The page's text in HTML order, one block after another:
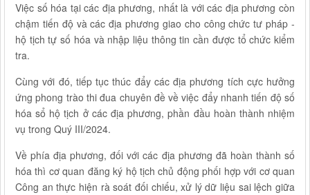
Việc số hóa tại các địa phương, nhất là với các địa phương còn
chậm tiến độ và các địa phương giao cho công chức tư pháp -
hộ tịch tự số hóa và nhập liệu thông tin cần được tổ chức kiểm
tra.
Cùng với đó, tiếp tục thúc đẩy các địa phương tích cực hưởng
ứng phong trào thi đua chuyên đề về việc đẩy nhanh tiến độ số
hóa sổ hộ tịch ở các địa phương, phần đầu hoàn thành nhiệm
vụ trong Quý III/2024.
Về phía địa phương, đối với các địa phương đã hoàn thành số
hóa thì cơ quan đăng ký hộ tịch chủ động phối hợp với cơ quan
Công an thực hiện rà soát đối chiếu, xử lý dữ liệu sai lệch giữa